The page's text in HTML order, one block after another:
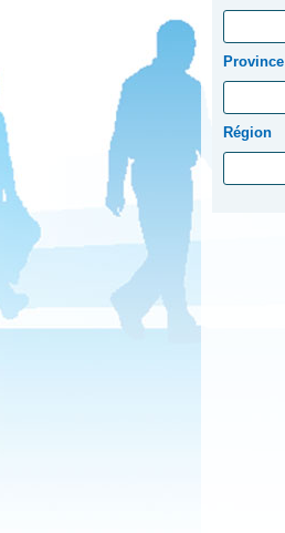
Province
Région